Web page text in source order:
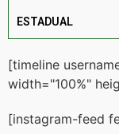
ESTADUAL
[timeline
width="100%"
[instagram-feed